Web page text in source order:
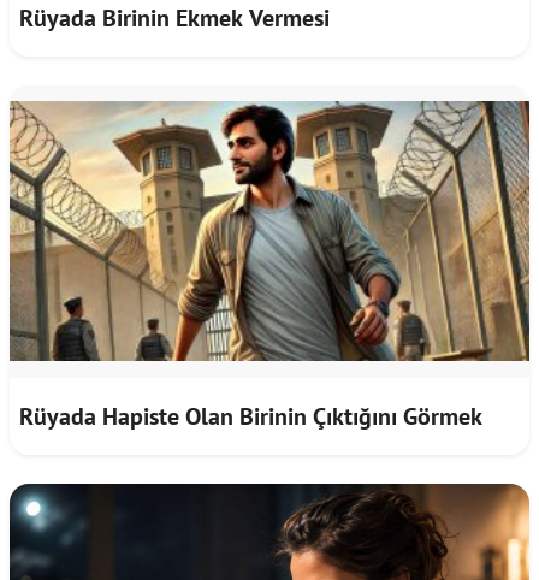
Rüyada Birinin Ekmek Vermesi
Rüyada Hapiste Olan Birinin Çıktığını Görmek